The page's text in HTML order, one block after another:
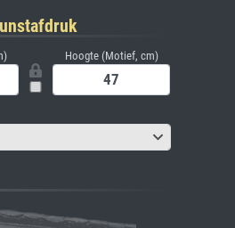
Hoogte (Motief, cm)